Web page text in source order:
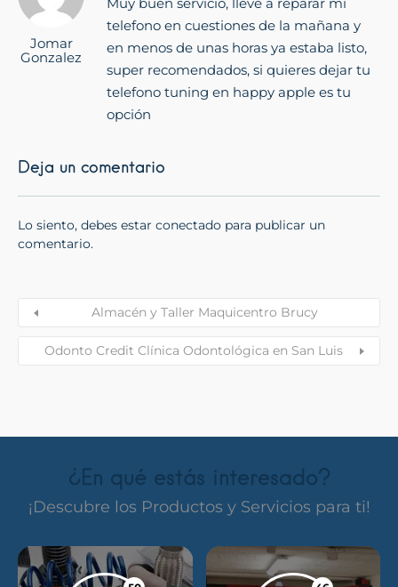
Jomar
Gonzalez
Muy buen servicio, lleve a reparar mi
telefono en cuestiones de la mañana y
en menos de unas horas ya estaba listo,
super recomendados, si quieres dejar tu
telefono tuning en happy apple es tu
opción
Deja un comentario
Lo siento, debes estar conectado para publicar un
comentario.
Almacén y Taller Maquicentro Brucy
Odonto Credit Clínica Odontológica en San Luis
¿En qué estás interesado?
¡Descubre los Productos y Servicios para ti!